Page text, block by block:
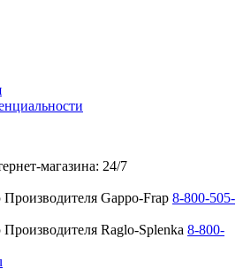
магазина: 24/7
Gappo-Frap 8-800-505-
Raglo-Splenka 8-800-